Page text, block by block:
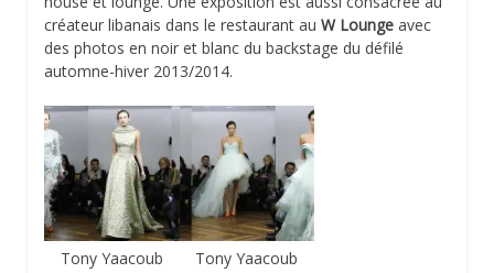
créateur libanais dans le restaurant au W Lounge avec
des photos en noir et blanc du backstage du défilé
automne-hiver 2013/2014.
Tony Yaacoub Tony Yaacoub